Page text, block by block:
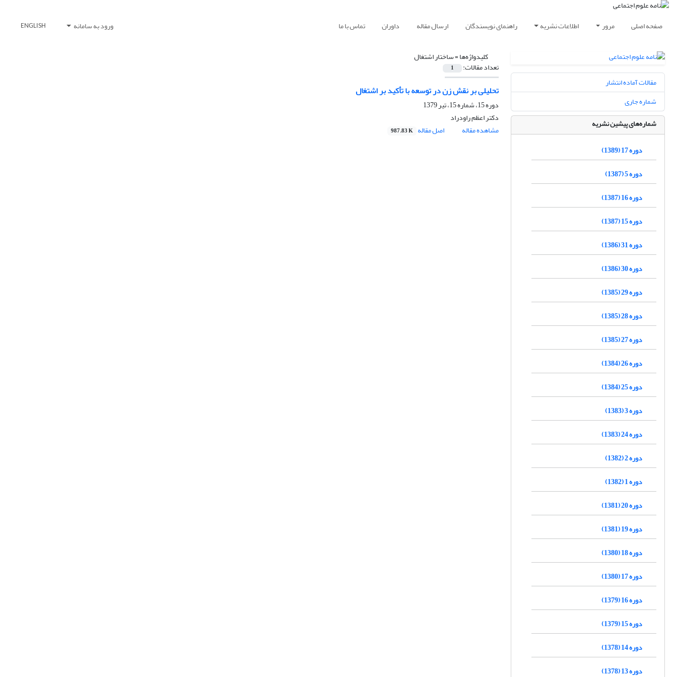
صفحه اصلی مرور اطلاعات نشریه راهنمای نویسندگان ارسال مقاله داوران تماس با ما ورود به سامانه ENGLISH
کلیدواژه‌ها =ساختار اشتغال
تعداد مقالات: 1
تحلیلی بر نقش زن در توسعه با تأکید بر اشتغال
دوره 15، شماره 15، تیر 1379
دکتر اعظم راودراد
مشاهده مقاله
اصل مقاله 987.83 K
مقالات آماده انتشار
شماره جاری
شماره‌های پیشین نشریه
دوره 17 (1389)
دوره 5 (1387)
دوره 16 (1387)
دوره 15 (1387)
دوره 31 (1386)
دوره 30 (1386)
دوره 29 (1385)
دوره 28 (1385)
دوره 27 (1385)
دوره 26 (1384)
دوره 25 (1384)
دوره 3 (1383)
دوره 24 (1383)
دوره 2 (1382)
دوره 1 (1382)
دوره 20 (1381)
دوره 19 (1381)
دوره 18 (1380)
دوره 17 (1380)
دوره 16 (1379)
دوره 15 (1379)
دوره 14 (1378)
دوره 13 (1378)